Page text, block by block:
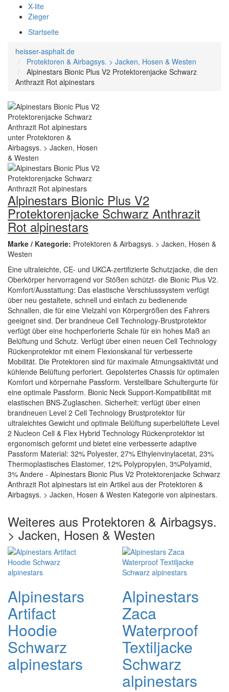
X-lite
Zieger
Startseite
heisser-asphalt.de
Protektoren & Airbagsys. > Jacken, Hosen & Westen
Alpinestars Bionic Plus V2 Protektorenjacke Schwarz
Anthrazit Rot alpinestars
Alpinestars Bionic Plus V2
Protektorenjacke Schwarz Anthrazit
Rot alpinestars
Marke / Kategorie: Protektoren & Airbagsys. > Jacken, Hosen &
Westen
Eine ultraleichte, CE- und UKCA-zertifizierte Schutzjacke, die den
Oberkörper hervorragend vor Stößen schützt- die Bionic Plus V2.
Komfort/Ausstattung: Das elastische Verschlusssystem verfügt
über neu gestaltete, schnell und einfach zu bedienende
Schnallen, die für eine Vielzahl von Körpergrößen des Fahrers
geeignet sind. Der brandneue Cell Technology-Brustprotektor
verfügt über eine hochperforierte Schale für ein hohes Maß an
Belüftung und Schutz. Verfügt über einen neuen Cell Technology
Rückenprotektor mit einem Flexionskanal für verbesserte
Mobilität. Die Protektoren sind für maximale Atmungsaktivität und
kühlende Belüftung perforiert. Gepolstertes Chassis für optimalen
Komfort und körpernahe Passform. Verstellbare Schultergurte für
eine optimale Passform. Bionic Neck Support-Kompatibilität mit
elastischen BNS-Zuglaschen. Sicherheit: verfügt über einen
brandneuen Level 2 Cell Technology Brustprotektor für
ultraleichtes Gewicht und optimale Belüftung superbelüftete Level
2 Nucleon Cell & Flex Hybrid Technology Rückenprotektor ist
ergonomisch geformt und bietet eine verbesserte adaptive
Passform Material: 32% Polyester, 27% Ethylenvinylacetat, 23%
Thermoplastisches Elastomer, 12% Polypropylen, 3%Polyamid,
3% Andere - Alpinestars Bionic Plus V2 Protektorenjacke Schwarz
Anthrazit Rot alpinestars ist ein Artikel aus der Protektoren &
Airbagsys. > Jacken, Hosen & Westen Kategorie von alpinestars.
Weiteres aus Protektoren & Airbagsys.
> Jacken, Hosen & Westen
Alpinestars
Artifact
Hoodie
Schwarz
alpinestars
Alpinestars
Zaca
Waterproof
Textiljacke
Schwarz
alpinestars